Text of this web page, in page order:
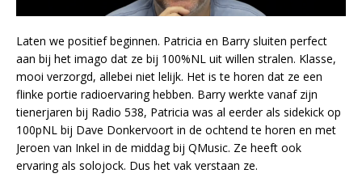
Laten we positief beginnen. Patricia en Barry sluiten perfect
aan bij het imago dat ze bij 100%NL uit willen stralen. Klasse,
mooi verzorgd, allebei niet lelijk. Het is te horen dat ze een
flinke portie radioervaring hebben. Barry werkte vanaf zijn
tienerjaren bij Radio 538, Patricia was al eerder als sidekick op
100pNL bij Dave Donkervoort in de ochtend te horen en met
Jeroen van Inkel in de middag bij QMusic. Ze heeft ook
ervaring als solojock. Dus het vak verstaan ze.